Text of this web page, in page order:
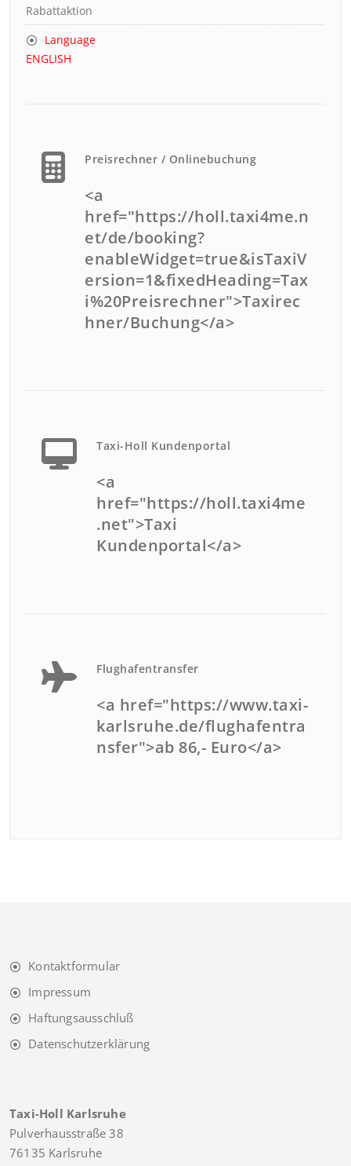
Rabattaktion
Language
ENGLISH
Preisrechner / Onlinebuchung
<a
href="https://holl.taxi4me.n
et/de/booking?
enableWidget=true&isTaxiV
ersion=1&fixedHeading=Tax
i%20Preisrechner">Taxirec
hner/Buchung</a>
Taxi-Holl Kundenportal
<a
href="https://holl.taxi4me
.net">Taxi
Kundenportal</a>
Flughafentransfer
<a href="https://www.taxi-
karlsruhe.de/flughafentra
nsfer">ab 86,- Euro</a>
Kontaktformular
Impressum
Haftungsausschluß
Datenschutzerklärung
Taxi-Holl Karlsruhe
Pulverhausstraße 38
76135 Karlsruhe